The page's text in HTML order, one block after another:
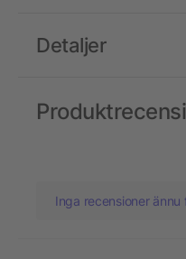
Detaljer
Inga recensioner